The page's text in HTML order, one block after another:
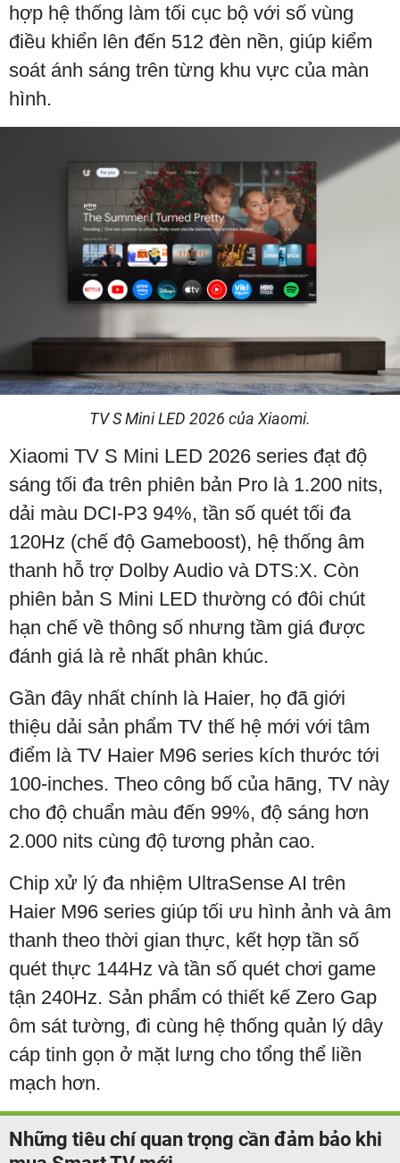
hợp hệ thống làm tối cục bộ với số vùng
điều khiển lên đến 512 đèn nền, giúp kiểm
soát ánh sáng trên từng khu vực của màn
hình.
TV S Mini LED 2026 của Xiaomi.
Xiaomi TV S Mini LED 2026 series đạt độ
sáng tối đa trên phiên bản Pro là 1.200 nits,
dải màu DCI-P3 94%, tần số quét tối đa
120Hz (chế độ Gameboost), hệ thống âm
thanh hỗ trợ Dolby Audio và DTS:X. Còn
phiên bản S Mini LED thường có đôi chút
hạn chế về thông số nhưng tầm giá được
đánh giá là rẻ nhất phân khúc.
Gần đây nhất chính là Haier, họ đã giới
thiệu dải sản phẩm TV thế hệ mới với tâm
điểm là TV Haier M96 series kích thước tới
100-inches. Theo công bố của hãng, TV này
cho độ chuẩn màu đến 99%, độ sáng hơn
2.000 nits cùng độ tương phản cao.
Chip xử lý đa nhiệm UltraSense AI trên
Haier M96 series giúp tối ưu hình ảnh và âm
thanh theo thời gian thực, kết hợp tần số
quét thực 144Hz và tần số quét chơi game
tận 240Hz. Sản phẩm có thiết kế Zero Gap
ôm sát tường, đi cùng hệ thống quản lý dây
cáp tinh gọn ở mặt lưng cho tổng thể liền
mạch hơn.
Những tiêu chí quan trọng cần đảm bảo khi